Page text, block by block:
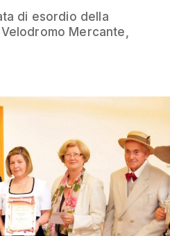
di esordio della
Mercante,